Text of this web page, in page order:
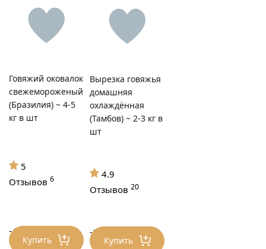
Купить
-44% 5310 ₽/шт
Говяжий оковалок
свежемороженый
(Бразилия) ~ 4-5
кг в шт
5
Отзывов 6
Купить
-14% 4200 ₽/шт
Вырезка говяжья
домашняя
охлаждённая
(Тамбов) ~ 2-3 кг в
шт
4.9
Отзывов20